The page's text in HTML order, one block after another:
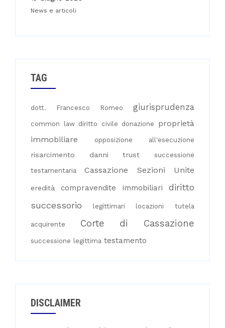
News e articoli
TAG
dott. Francesco Romeo giurisprudenza
common law diritto civile donazione
proprietà
immobiliare
opposizione all'esecuzione
risarcimento danni trust successione
testamentaria Cassazione Sezioni Unite
eredità compravendite immobiliari
diritto
successorio
legittimari locazioni tutela
acquirente Corte di Cassazione
successione legittima testamento
DISCLAIMER